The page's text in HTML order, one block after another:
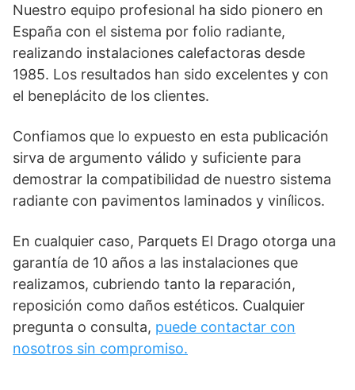
Nuestro equipo profesional ha sido pionero en
España con el sistema por folio radiante,
realizando instalaciones calefactoras desde
1985. Los resultados han sido excelentes y con
el beneplácito de los clientes.
Confiamos que lo expuesto en esta publicación
sirva de argumento válido y suficiente para
demostrar la compatibilidad de nuestro sistema
radiante con pavimentos laminados y vinílicos.
En cualquier caso, Parquets El Drago otorga una
garantía de 10 años a las instalaciones que
realizamos, cubriendo tanto la reparación,
reposición como daños estéticos. Cualquier
pregunta o consulta, puede contactar con
nosotros sin compromiso.